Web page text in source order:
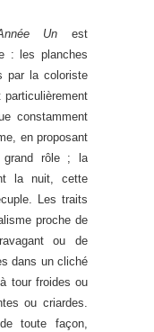
Un est
: les planches
par la coloriste
constamment
en proposant
grand rôle ; la
la nuit, cette
Les traits
proche de
ou de
dans un cliché
tour froides ou
ou criardes.
toute façon,